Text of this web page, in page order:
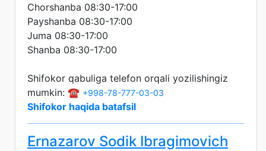
Chorshanba 08:30-17:00
Payshanba 08:30-17:00
Juma 08:30-17:00
Shanba 08:30-17:00
Shifokor qabuliga telefon orqali yozilishingiz
mumkin: ☎️ +998-78-777-03-03
Shifokor haqida batafsil
Ernazarov Sodik Ibragimovich